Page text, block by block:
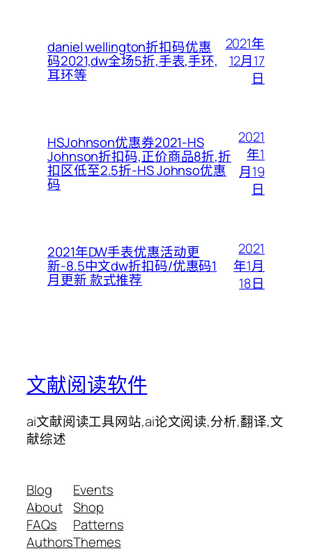
daniel wellington折扣码优惠
码2021,dw全场5折,手表,手环,
耳环等
2021年
12月17
日
HSJohnson优惠券2021-HS
Johnson折扣码,正价商品8折,折
扣区低至2.5折-HS Johnso优惠
码
2021
年1
月19
日
2021年DW手表优惠活动更
新-8.5中文dw折扣码/优惠码1
月更新 款式推荐
2021
年1月
18日
文献阅读软件
ai文献阅读工具网站,ai论文阅读,分析,翻译,文
献综述
Blog
About
FAQs
Authors
Events
Shop
Patterns
Themes